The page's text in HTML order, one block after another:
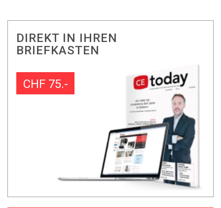
DIREKT IN IHREN
BRIEFKASTEN
CHF 75.-